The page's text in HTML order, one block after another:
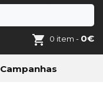
0 item - 0€
Campanhas